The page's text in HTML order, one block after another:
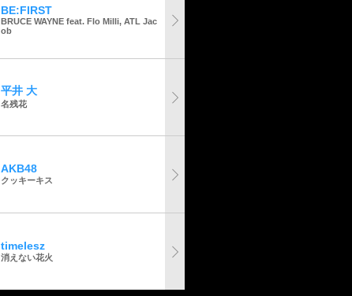
BE:FIRST
BRUCE WAYNE feat. Flo Milli, ATL Jac
ob
平井 大
名残花
AKB48
クッキーキス
timelesz
消えない花火